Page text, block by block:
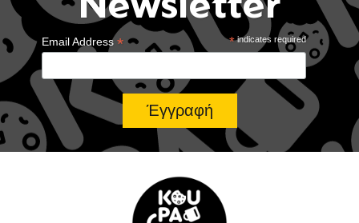
*indicates required
Email Address*